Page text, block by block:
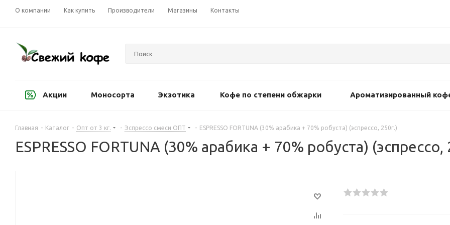
О компании Как купить Производители Магазины Контакты
Акции Моносорта Экзотика Кофе по степени обжарки Ароматизированный
Главная - Каталог - Опт от 3 кг. - Эспрессо смеси ОПТ - ESPRESSO FORTUNA (30% арабика + 70% робуста) (эспрессо, 250г.)
ESPRESSO FORTUNA (30% арабика + 70% робуста) (эспрессо,